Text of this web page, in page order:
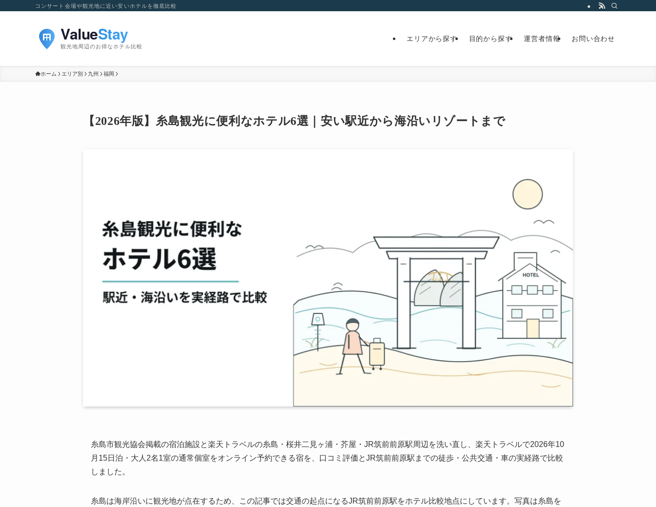
コンサート会場や観光地に近い安いホテルを徹底比較
エリアから探す 目的から探す 運営者情報 お問い合わせ
ホーム エリア別 九州 福岡
【2026年版】糸島観光に便利なホテル6選｜安い駅近から海沿いリゾートまで
糸島市観光協会掲載の宿泊施設と楽天トラベルの糸島・桜井二見ヶ浦・芥屋・JR筑前前原駅周辺を洗い直し、楽天トラベルで2026年10
月15日泊・大人2名1室の通常個室をオンライン予約できる宿を、口コミ評価とJR筑前前原駅までの徒歩・公共交通・車の実経路で比較
しました。
糸島は海岸沿いに観光地が点在するため、この記事では交通の起点になるJR筑前前原駅をホテル比較地点にしています。写真は糸島を